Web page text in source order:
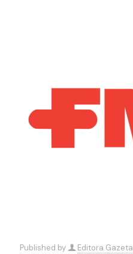
Published by
Editora Gazeta